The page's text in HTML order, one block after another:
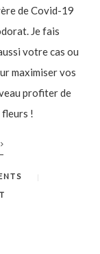
de Covid-19
Je fais
votre cas ou
maximiser vos
profiter de
fleurs !